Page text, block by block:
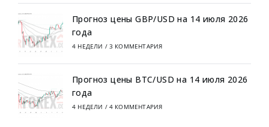
Прогноз цены GBP/USD на 14 июля 2026
года
4 НЕДЕЛИ / 3 КОММЕНТАРИЯ
Прогноз цены BTC/USD на 14 июля 2026
года
4 НЕДЕЛИ / 4 КОММЕНТАРИЯ